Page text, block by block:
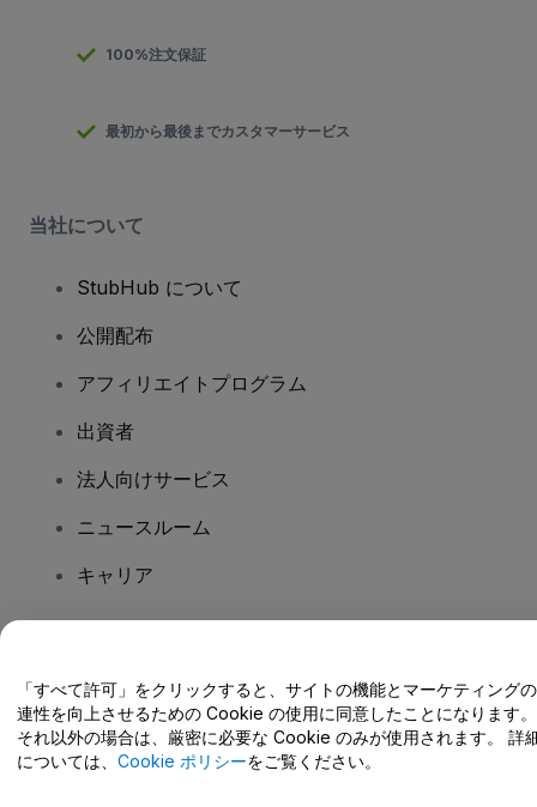
100%注文保証
最初から最後までカスタマーサービス
当社について
StubHub について
公開配布
アフィリエイトプログラム
出資者
法人向けサービス
ニュースルーム
キャリア
ヘルプセンター / こちらまでご連絡下さい
「すべて許可」をクリックすると、サイトの機能とマーケティング
連性を向上させるための Cookie の使用に同意したことになります。
それ以外の場合は、厳密に必要な Cookie のみが使用されます。 詳
については、 Cookie ポリシーをご覧ください。